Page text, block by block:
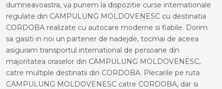
dumneavoastra, va punem la dispozitie curse internationale
regulate din CAMPULUNG MOLDOVENESC cu destinatia
CORDOBA realizate cu autocare moderne si fiabile. Dorim
sa gasiti in noi un partener de nadejde, tocmai de aceea
asiguram transportul international de persoane din
majoritatea oraselor din CAMPULUNG MOLDOVENESC,
catre multiple destinatii din CORDOBA. Plecarile pe ruta
CAMPULUNG MOLDOVENESC catre CORDOBA, dar si